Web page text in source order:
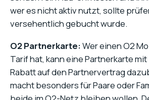
wer es nicht aktiv nutzt, sollte
versehentlich gebucht wurde.
O2 Partnerkarte:Wer einen O2
Tarif hat, kann eine Partnerkarte
Rabatt auf den Partnervertrag
macht besonders für Paare oder